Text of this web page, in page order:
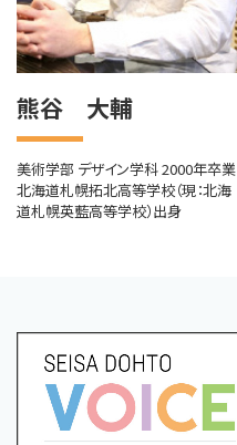
熊谷 大輔
美術学部 デザイン学科 2000年卒業
北海道札幌拓北高等学校（現：北海
道札幌英藍高等学校）出身